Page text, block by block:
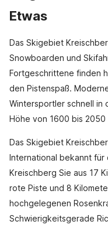
Etwas
Das Skigebiet
Snowboarden und
Fortgeschrittene finden
den Pistenspaß.
Wintersportler schnell in
Höhe von 1600 bis
Das Skigebiet
International bekannt für
Kreischberg Sie aus 17
rote Piste und 8
hochgelegenen
Schwierigkeitsgerade